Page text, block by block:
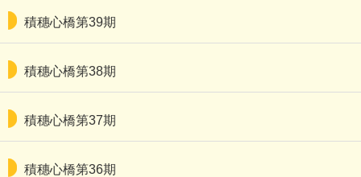
積穗心橋第39期
積穗心橋第38期
積穗心橋第37期
積穗心橋第36期